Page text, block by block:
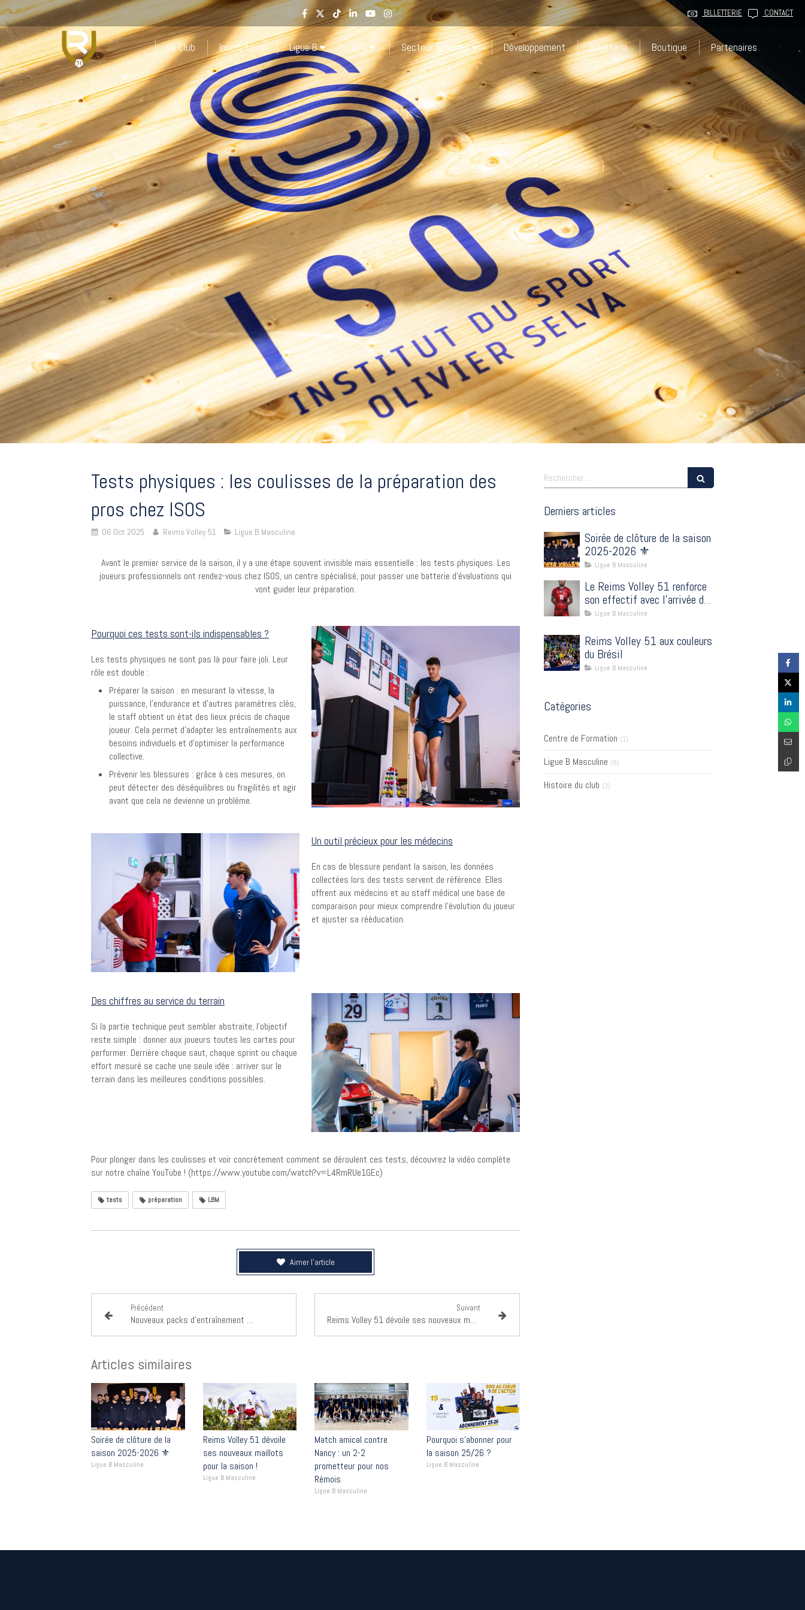
CONTACT
BILLETTERIE
Le Club Inscriptions Ligue B CFC Secteur amateur Développement Billetterie Boutique Partenaires
Tests physiques : les coulisses de la préparation des
pros chez ISOS
06 Oct 2025 Reims Volley 51 Ligue B Masculine
Avant le premier service de la saison, il y a une étape souvent invisible mais essentielle : les tests physiques. Les
joueurs professionnels ont rendez-vous chez ISOS, un centre spécialisé, pour passer une batterie d’évaluations qui
vont guider leur préparation.
Pourquoi ces tests sont-ils indispensables ?
Les tests physiques ne sont pas là pour faire joli. Leur
rôle est double :
Préparer la saison : en mesurant la vitesse, la
puissance, l’endurance et d’autres paramètres clés,
le staff obtient un état des lieux précis de chaque
joueur. Cela permet d’adapter les entraînements aux
besoins individuels et d’optimiser la performance
collective.
Prévenir les blessures : grâce à ces mesures, on
peut détecter des déséquilibres ou fragilités et agir
avant que cela ne devienne un problème.
Un outil précieux pour les médecins
En cas de blessure pendant la saison, les données
collectées lors des tests servent de référence. Elles
offrent aux médecins et au staff médical une base de
comparaison pour mieux comprendre l’évolution du joueur
et ajuster sa rééducation.
Des chiffres au service du terrain
Si la partie technique peut sembler abstraite, l’objectif
reste simple : donner aux joueurs toutes les cartes pour
performer. Derrière chaque saut, chaque sprint ou chaque
effort mesuré se cache une seule idée : arriver sur le
terrain dans les meilleures conditions possibles.
Pour plonger dans les coulisses et voir concrètement comment se déroulent ces tests, découvrez la vidéo complète
sur notre chaîne YouTube ! (https://www.youtube.com/watch?v=L4RmRUe1GEc)
tests préparation LBM
Aimer l'article
Précédent
Nouveaux packs d’entraînement disponibles sur la boutique du club
Suivant
Reims Volley 51 dévoile ses nouveaux maillots pour la saison !
Articles similaires
Soirée de clôture de la
saison 2025-2026 ⚜️
Ligue B Masculine
Reims Volley 51 dévoile
ses nouveaux maillots
pour la saison !
Ligue B Masculine
Match amical contre
Nancy : un 2-2
prometteur pour nos
Rémois
Ligue B Masculine
Pourquoi s’abonner pour
la saison 25/26 ?
Ligue B Masculine
Rechercher
Derniers articles
Soirée de clôture de la saison
2025-2026 ⚜️
Ligue B Masculine
Le Reims Volley 51 renforce
son effectif avec l’arrivée du
passeur Eliot Coulet
Ligue B Masculine
Reims Volley 51 aux couleurs
du Brésil
Ligue B Masculine
Catégories
Centre de Formation (1)
Ligue B Masculine (8)
Histoire du club (3)